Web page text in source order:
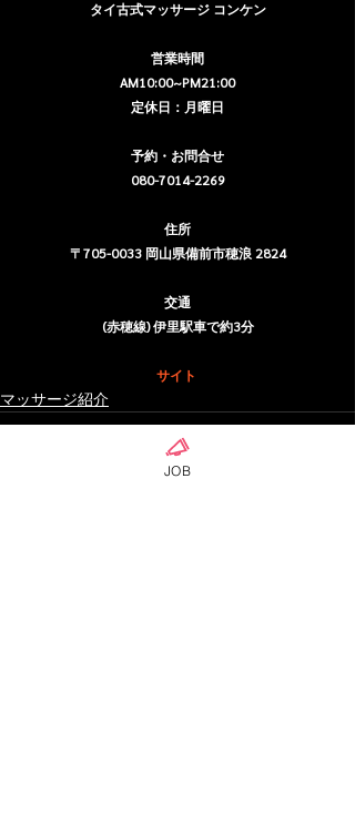
タイ古式マッサージ コンケン
営業時間
AM10:00~PM21:00
定休日：月曜日
予約・お問合せ
080-7014-2269
住所
〒705-0033 岡山県備前市穂浪 2824
交通
(赤穂線) 伊里駅車で約3分
サイト
マッサージ紹介
JOB